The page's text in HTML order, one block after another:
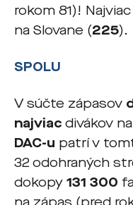
rokom 81)!
na Slovane (225).
SPOLU
V súčte zápasov
najviac divákov
DAC-u patrí v
32 odohraných
dokopy 131 300